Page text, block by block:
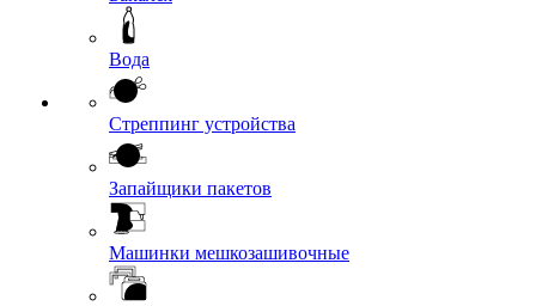
Вода
Стреппинг устройства
Запайщики пакетов
Машинки мешкозашивочные